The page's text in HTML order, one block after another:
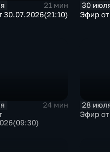
21 мин
30.07.2026(21:10)
30
Эфир
24 мин
28
Эфир